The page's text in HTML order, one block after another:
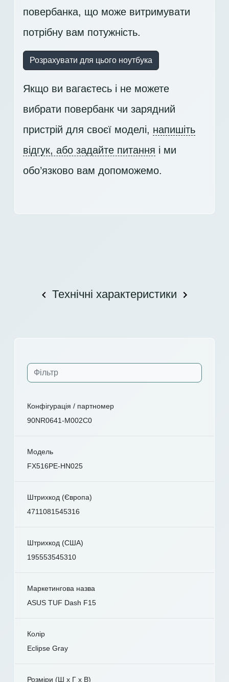
повербанка, що може витримувати
потрібну вам потужність.
Розрахувати для цього ноутбука
Якщо ви вагаєтесь і не можете
вибрати повербанк чи зарядний
пристрій для своєї моделі, напишіть
відгук, або задайте питання і ми
обо’язково вам допоможемо.
Технічні характеристики
Конфігурація / партномер
90NR0641-M002C0
Модель
FX516PE-HN025
Штрихкод (Європа)
4711081545316
Штрихкод (США)
195553545310
Маркетингова назва
ASUS TUF Dash F15
Колір
Eclipse Gray
Розміри (Ш x Г x В)